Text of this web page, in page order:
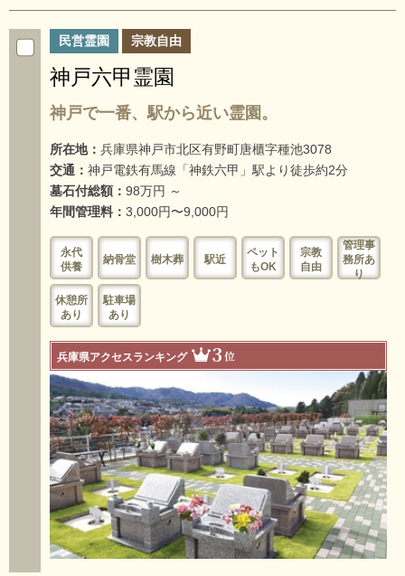
民営霊園 宗教自由
神戸六甲霊園
神戸で一番、駅から近い霊園。
所在地： 兵庫県神戸市北区有野町唐櫃字種池3078
交通： 神戸電鉄有馬線「神鉄六甲」駅より徒歩約2分
墓石付総額： 98万円 ～
年間管理料： 3,000円〜9,000円
永代
供養
納骨堂 樹木葬 駅近
ペット
もOK
宗教
自由
管理事
務所あ
り
休憩所
あり
駐車場
あり
兵庫県アクセスランキング 3位